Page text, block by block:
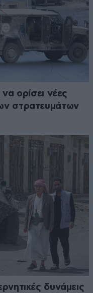
ορίσει νέες
στρατευμάτων
δυνάμεις